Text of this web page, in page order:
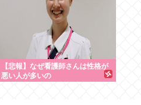
【悲報】なぜ看護師さんは性格が
悪い人が多いの